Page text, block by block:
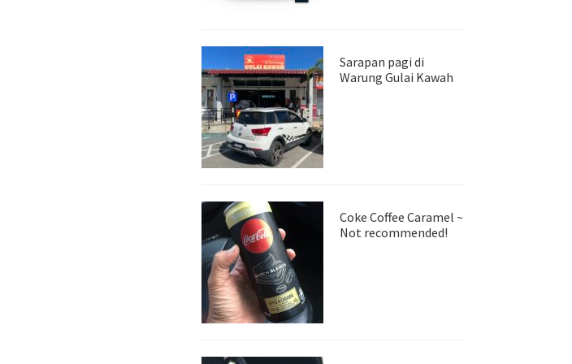
Sarapan pagi di
Warung Gulai Kawah
Coke Coffee Caramel ~
Not recommended!